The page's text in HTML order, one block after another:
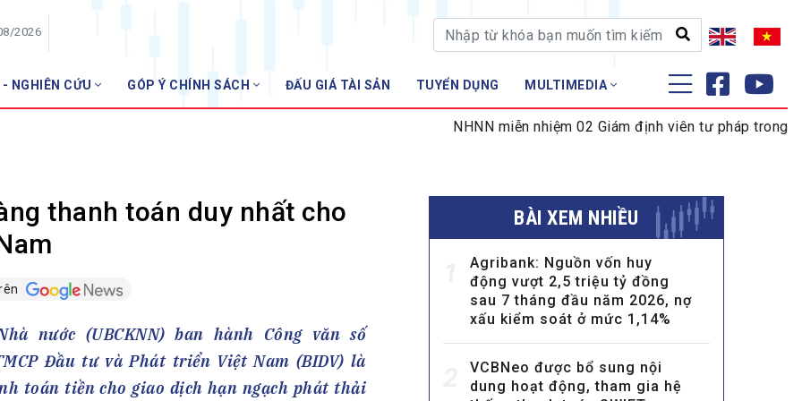
2026
NGHIÊN CỨU GÓP Ý CHÍNH SÁCH ĐẤU GIÁ TÀI SẢN TUYỂN DỤNG MULTIMEDIA
VNBA
hàng
ĐÀO TẠO - NGHIÊN CỨU
NHNN miễn nhiệm 02 Giám định viên tư pháp trong lĩnh vực
thanh toán duy nhất cho
nước (UBCKNN) ban hành Công văn số
Đầu tư và Phát triển Việt Nam (BIDV) là
toán tiền cho giao dịch hạn ngạch phát thải
BÀI XEM NHIỀU
Agribank: Nguồn vốn huy
động vượt 2,5 triệu tỷ đồng
sau 7 tháng đầu năm 2026, nợ
xấu kiểm soát ở mức 1,14%
VCBNeo được bổ sung nội
dung hoạt động, tham gia hệ